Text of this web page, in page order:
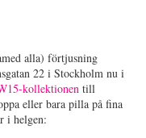
alla) förtjusning
22 i Stockholm nu i
kollektionen till
eller bara pilla på fina
i helgen: